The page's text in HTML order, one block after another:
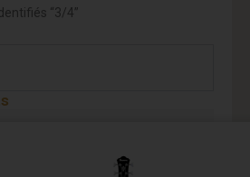
“3/4”